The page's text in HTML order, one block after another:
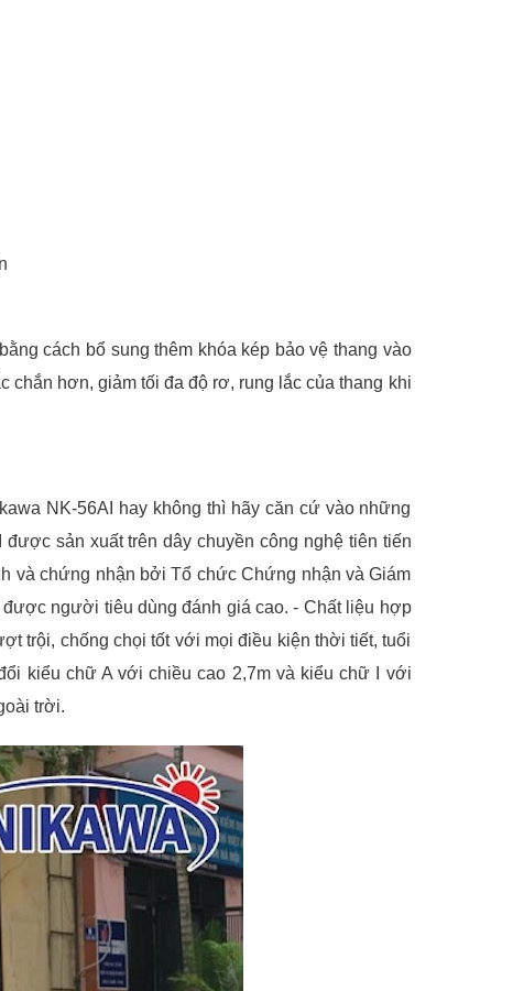
cách bổ sung thêm khóa kép bảo vệ thang vào
chắn hơn, giảm tối đa độ rơ, rung lắc của thang khi
NK-56AI hay không thì hãy căn cứ vào những
sản xuất trên dây chuyền công nghệ tiên tiến
và chứng nhận bởi Tổ chức Chứng nhận và Giám
người tiêu dùng đánh giá cao. - Chất liệu hợp
trội, chống chọi tốt với mọi điều kiện thời tiết, tuổi
kiểu chữ A với chiều cao 2,7m và kiểu chữ I với
trời.